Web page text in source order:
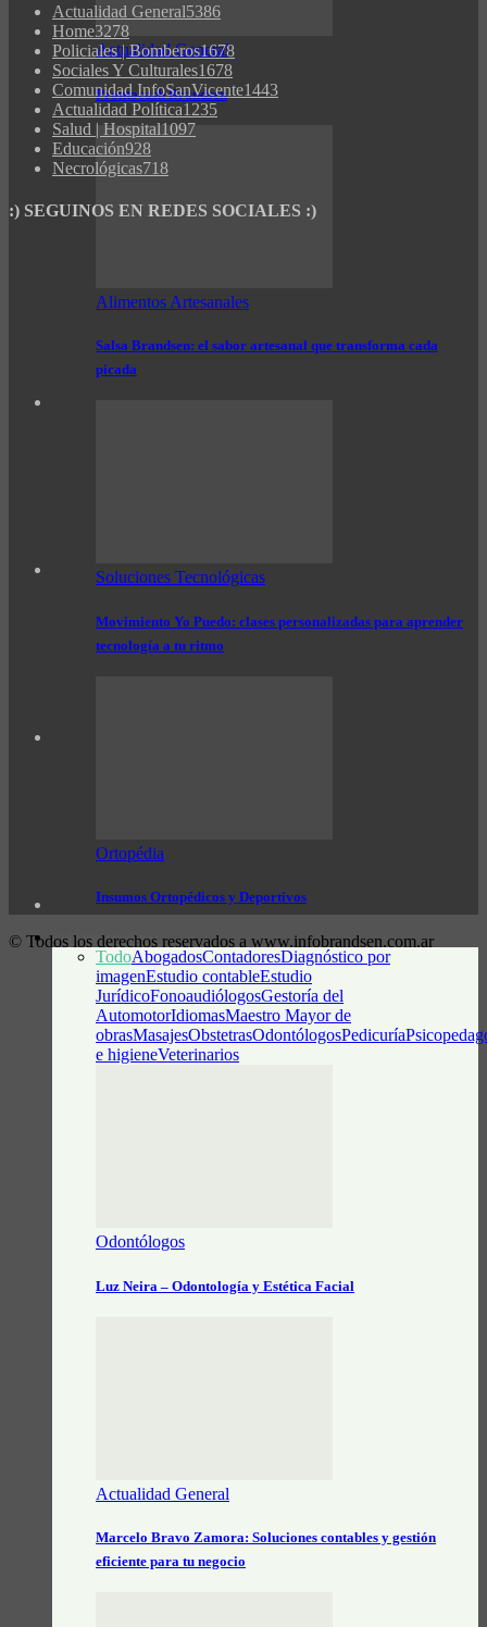
Actualidad General
Prontocash Brandsen
Alimentos Artesanales
Salsa Brandsen: el sabor artesanal que transforma cada
picada
Soluciones Tecnológicas
Movimiento Yo Puedo: clases personalizadas para aprender
tecnología a tu ritmo
Ortopédia
Insumos Ortopédicos y Deportivos
GUÍA PROFESIONAL
TodoAbogadosContadoresDiagnóstico por
imagenEstudio contableEstudio
JurídicoFonoaudiólogosGestoría del
AutomotorIdiomasMaestro Mayor de
obrasMasajesObstetrasOdontólogosPedicuría
e higieneVeterinarios
Odontólogos
Luz Neira – Odontología y Estética Facial
Actualidad General
Marcelo Bravo Zamora: Soluciones contables y gestión
eficiente para tu negocio
Actualidad General5386
Home3278
Policiales | Bomberos1678
Sociales Y Culturales1678
Comunidad InfoSanVicente1443
Actualidad Política1235
Salud | Hospital1097
Educación928
Necrológicas718
:) SEGUINOS EN REDES SOCIALES :)
© Todos los derechos reservados a www.infobrandsen.com.ar